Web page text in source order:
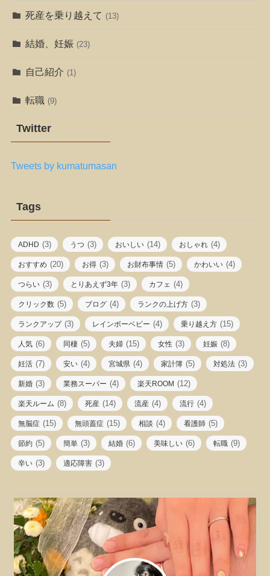
死産を乗り越えて (13)
結婚、妊娠 (23)
自己紹介 (1)
転職 (9)
Twitter
Tweets by kumatumasan
Tags
ADHD (3) うつ (3) おいしい (14) おしゃれ (4)
おすすめ (20) お得 (3) お財布事情 (5) かわいい (4)
つらい (3) とりあえず3年 (3) カフェ (4)
クリック数 (5) ブログ (4) ランクの上げ方 (3)
ランクアップ(3) レインボーベビー (4) 乗り越え方 (15)
人気 (6) 同棲 (5) 夫婦 (15) 女性 (3) 妊娠 (8)
妊活 (7) 安い (4) 宮城県 (4) 家計簿 (5) 対処法 (3)
新婚 (3) 業務スーパー (4) 楽天ROOM (12)
楽天ルーム (8) 死産 (14) 流産 (4) 流行 (4)
無脳症 (15) 無頭蓋症 (15) 相談 (4) 看護師 (5)
節約 (5) 簡単 (3) 結婚 (6) 美味しい (6) 転職 (9)
辛い (3) 適応障害 (3)